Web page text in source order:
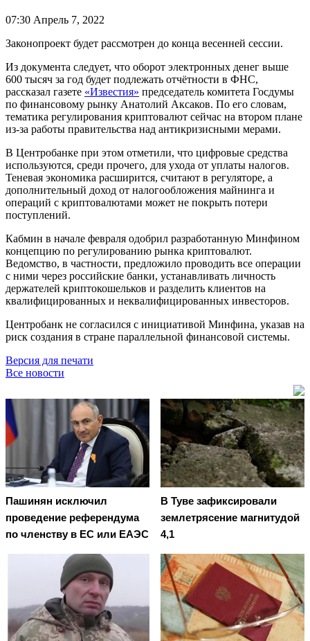
07:30 Апрель 7, 2022
Законопроект будет рассмотрен до конца весенней сессии.
Из документа следует, что оборот электронных денег выше
600 тысяч за год будет подлежать отчётности в ФНС,
рассказал газете «Известия» председатель комитета Госдумы
по финансовому рынку Анатолий Аксаков. По его словам,
тематика регулирования криптовалют сейчас на втором плане
из-за работы правительства над антикризисными мерами.
В Центробанке при этом отметили, что цифровые средства
используются, среди прочего, для ухода от уплаты налогов.
Теневая экономика расширится, считают в регуляторе, а
дополнительный доход от налогообложения майнинга и
операций с криптовалютами может не покрыть потери
поступлений.
Кабмин в начале февраля одобрил разработанную Минфином
концепцию по регулированию рынка криптовалют.
Ведомство, в частности, предложило проводить все операции
с ними через российские банки, устанавливать личность
держателей криптокошельков и разделить клиентов на
квалифицированных и неквалифицированных инвесторов.
Центробанк не согласился с инициативой Минфина, указав на
риск создания в стране параллельной финансовой системы.
Версия для печати
Все новости
Пашинян исключил
проведение референдума
по членству в ЕС или ЕАЭС
В Туве зафиксировали
землетрясение магнитудой
4,1